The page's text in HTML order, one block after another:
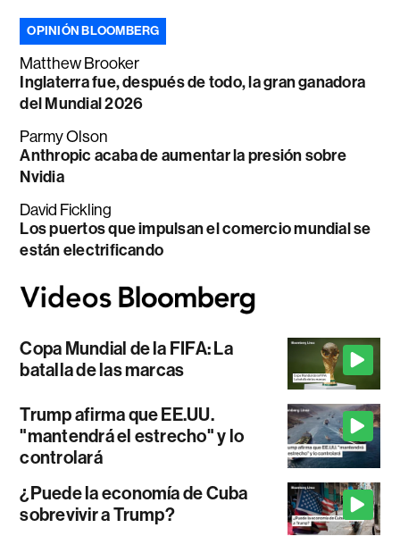
OPINIÓN BLOOMBERG
Matthew Brooker
Inglaterra fue, después de todo, la gran ganadora
del Mundial 2026
Parmy Olson
Anthropic acaba de aumentar la presión sobre
Nvidia
David Fickling
Los puertos que impulsan el comercio mundial se
están electrificando
Copa Mundial de la FIFA: La
batalla de las marcas
Trump afirma que EE.UU.
"mantendrá el estrecho" y lo
controlará
¿Puede la economía de Cuba
sobrevivir a Trump?